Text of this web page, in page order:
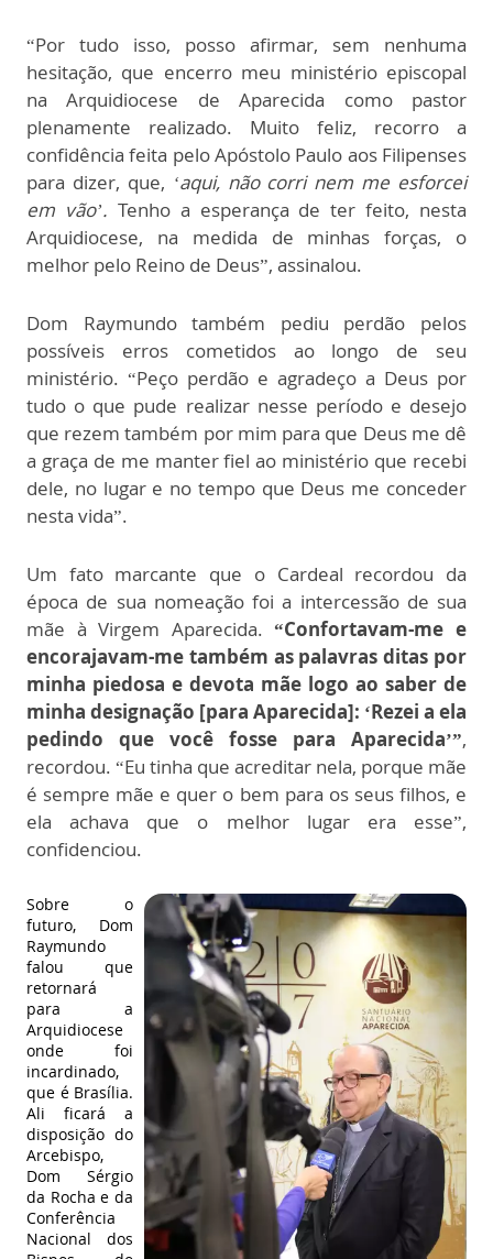
“Por tudo isso, posso afirmar, sem nenhuma
hesitação, que encerro meu ministério episcopal
na Arquidiocese de Aparecida como pastor
plenamente realizado. Muito feliz, recorro a
confidência feita pelo Apóstolo Paulo aos Filipenses
para dizer, que, ‘aqui, não corri nem me esforcei
em vão’. Tenho a esperança de ter feito, nesta
Arquidiocese, na medida de minhas forças, o
melhor pelo Reino de Deus”, assinalou.
Dom Raymundo também pediu perdão pelos
possíveis erros cometidos ao longo de seu
ministério. “Peço perdão e agradeço a Deus por
tudo o que pude realizar nesse período e desejo
que rezem também por mim para que Deus me dê
a graça de me manter fiel ao ministério que recebi
dele, no lugar e no tempo que Deus me conceder
nesta vida”.
Um fato marcante que o Cardeal recordou da
época de sua nomeação foi a intercessão de sua
mãe à Virgem Aparecida.“Confortavam-me e
encorajavam-me também as palavras ditas por
minha piedosa e devota mãe logo ao saber de
minha designação [para Aparecida]: ‘Rezei a ela
pedindo que você fosse para Aparecida’”,
recordou. “Eu tinha que acreditar nela, porque mãe
é sempre mãe e quer o bem para os seus filhos, e
ela achava que o melhor lugar era esse”,
confidenciou.
Sobre o
futuro, Dom
Raymundo
falou que
retornará
para a
Arquidiocese
onde foi
incardinado,
que é Brasília.
Ali ficará a
disposição do
Arcebispo,
Dom Sérgio
da Rocha e da
Conferência
Nacional dos